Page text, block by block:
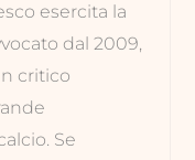
esercita la
dal 2009,
critico
Se